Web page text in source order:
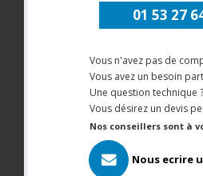
01 53 27
Vous n'avez pas de
Vous avez un besoin
Une question technique ?
Vous désirez un devis
Nos conseillers sont à
Nous ecrire